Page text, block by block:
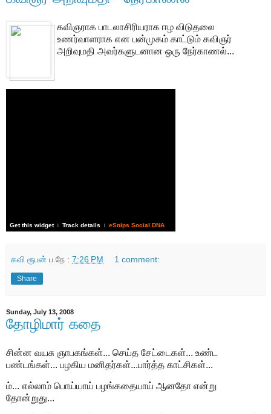
கவிஞராக பாடலாசிரியராக ஈழ விடுதலை
உணர்வாளராக என பன்முகம் காட்டும் கவிஞர்
அறிவுமதி அவர்களுடனான ஒரு நேர்காணல்...
Get this widget | Track details | eSnips Social DNA
கவி ரூபன் ப.நே : 7:26 PM 1 comment:
Share
Sunday, July 13, 2008
தோழிமார் கதை
சின்ன வயசு ஞாபகங்கள்... செய்த சேட்டைகள்... உண்ட
பண்டங்கள்... பழகிய மனிதர்கள்...பார்த்த காட்சிகள்...
ம்... எல்லாம் பொய்யாய் பழங்கதையாய் ஆனதோ என்று
தோன்றுது...